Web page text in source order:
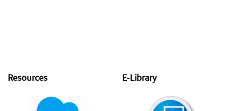
Resources E-Library